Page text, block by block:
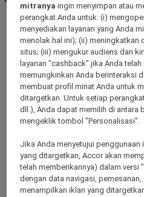
World
South America
Colombia
Bogota
mitranya ingin menyimpan atau
perangkat Anda untuk: (i)
menyediakan layanan yang Anda
menolak hal ini); (ii) meningkatkan
situs; (iii) mengukur audiens dan
layanan "cashback" jika Anda
memungkinkan Anda berinteraksi
membuat profil minat Anda untuk
ditargetkan. Untuk setiap
dll.), Anda dapat memilih di antara
mengeklik tombol "Personalisasi".
Jika Anda menyetujui
yang ditargetkan, Accor akan
telah memberikannya) dalam versi
dengan data navigasi,
menampilkan iklan yang